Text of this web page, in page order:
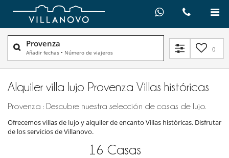
Provenza
Añadir fechas • Número de viajeros 0
Alquiler villa lujo Provenza Villas históricas
Provenza : Descubre nuestra selección de casas de lujo.
Ofrecemos villas de lujo y alquiler de encanto Villas históricas. Disfrutar
de los servicios de Villanovo.
16 Casas